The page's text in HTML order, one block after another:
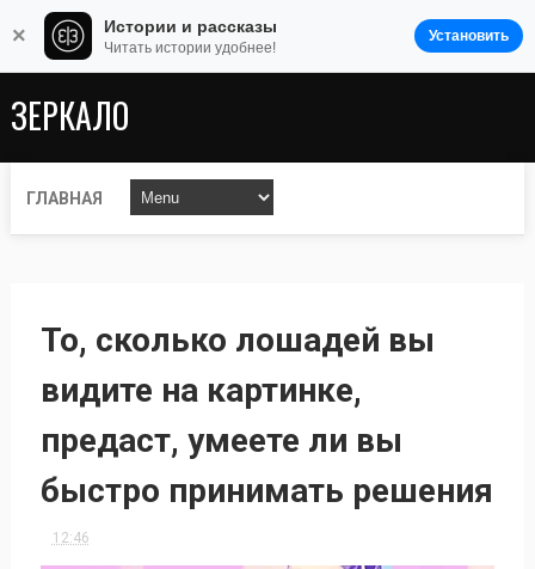
ЗЕРКАЛО
ГЛАВНАЯ
То, сколько лошадей вы
видите на картинке,
предаст, умеете ли вы
быстро принимать решения
12:46
× Истории и рассказы
Читать истории удобнее!
Установить